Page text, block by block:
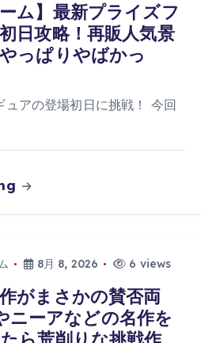
ム】最新プライズフ
日攻略！再販人気景
っぱりやばかっ
ュアの登場初日に挑戦！ 今回
8月 8, 2026 6 views
がまさかの賛否両
ニーアなどの名作を